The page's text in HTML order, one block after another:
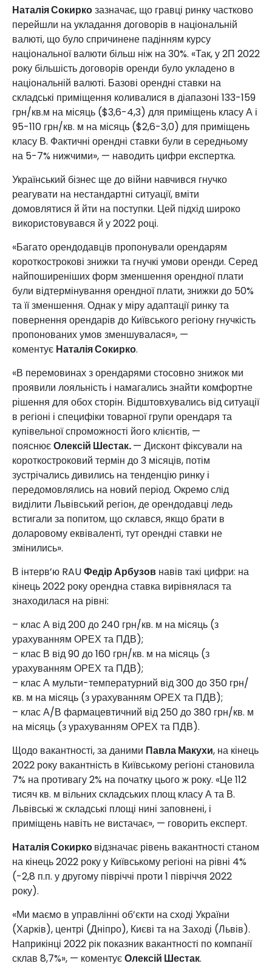
Наталія Сокиркозазначає, що гравці ринку частково
перейшли на укладання договорів в національній
валюті, що було спричинене падінням курсу
національної валюти більш ніж на 30%. «Так, у 2П 2022
року більшість договорів оренди було укладено в
національній валюті. Базові орендні ставки на
складські приміщення коливалися в діапазоні 133-159
грн/кв.м на місяць ($3,6-4,3) для приміщень класу А і
95-110 грн/кв. м на місяць ($2,6-3,0) для приміщень
класу В. Фактичні орендні ставки були в середньому
на 5-7% нижчими», — наводить цифри експертка.
Український бізнес ще до війни навчився гнучко
реагувати на нестандартні ситуації, вміти
домовлятися й йти на поступки. Цей підхід широко
використовувався й у 2022 році.
«Багато орендодавців пропонували орендарям
короткострокові знижки та гнучкі умови оренди. Серед
найпоширеніших форм зменшення орендної плати
були відтермінування орендної плати, знижки до 50%
та її зменшення. Однак у міру адаптації ринку та
повернення орендарів до Київського регіону гнучкість
пропонованих умов зменшувалася», —
коментує Наталія Сокирко.
«В перемовинах з орендарями стосовно знижок ми
проявили лояльність і намагались знайти комфортне
рішення для обох сторін. Відштовхувались від ситуації
в регіоні і специфіки товарної групи орендаря та
купівельної спроможності його клієнтів, —
пояснюєОлексій Шестак.— Дисконт фіксували на
короткостроковий термін до 3 місяців, потім
зустрічались дивились на тенденцію ринку і
передомовлялись на новий період. Окремо слід
виділити Львівський регіон, де орендодавці ледь
встигали за попитом, що склався, якщо брати в
доларовому еквіваленті, тут орендні ставки не
змінились».
В інтерв’ю RAUФедір Арбузов навів такі цифри: на
кінець 2022 року орендна ставка вирівнялася та
знаходилася на рівні:
– клас А від 200 до 240 грн/кв. м на місяць (з
урахуванням ОРЕХ та ПДВ);
– клас В від 90 до 160 грн/кв. м на місяць (з
урахуванням ОРЕХ та ПДВ);
– клас А мульти-температурний від 300 до 350 грн/
кв. м на місяць (з урахуванням ОРЕХ та ПДВ);
– клас А/В фармацевтичний від 250 до 380 грн/кв. м
на місяць (з урахуванням ОРЕХ та ПДВ).
Щодо вакантності, за даними Павла Макухи, на кінець
2022 року вакантність в Київському регіоні становила
7% на противагу 2% на початку цього ж року. «Це 112
тисяч кв. м вільних складських площ класу А та В.
Львівські ж складські площі нині заповнені, і
приміщень навіть не вистачає», — говорить експерт.
Наталія Сокирковідзначає рівень вакантності станом
на кінець 2022 року у Київському регіоні на рівні 4%
(-2,8 п.п. у другому півріччі проти 1 півріччя 2022
року).
«Ми маємо в управлінні об’єкти на сході України
(Харків), центрі (Дніпро), Києві та на Заході (Львів).
Наприкінці 2022 рік показник вакантності по компанії
склав 8,7%», — коментуєОлексій Шестак.